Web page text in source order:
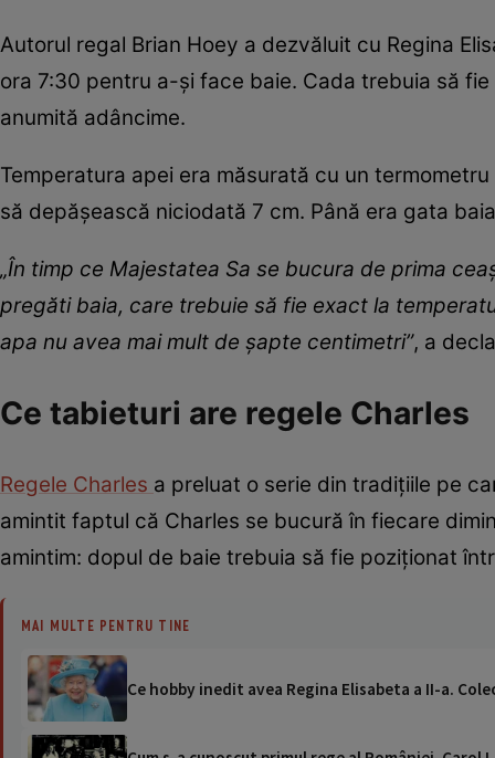
Autorul regal Brian Hoey a dezvăluit cu Regina
ora 7:30 pentru a-și face baie. Cada trebuia să
anumită adâncime.
Temperatura apei era măsurată cu un
să depășească niciodată 7 cm. Până era gata
„În timp ce Majestatea Sa se bucura de prima
pregăti baia, care trebuie să fie exact la
apa nu avea mai mult de șapte centimetri”, a
Ce tabieturi are regele Charles
Regele Charles a preluat o serie din tradițiile pe
amintit faptul că Charles se bucură în fiecare
amintim: dopul de baie trebuia să fie poziționat
MAI MULTE PENTRU TINE
Ce hobby inedit avea Regina Elisabeta a II-a.